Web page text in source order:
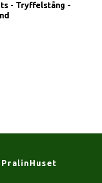
- Tryffelstång -